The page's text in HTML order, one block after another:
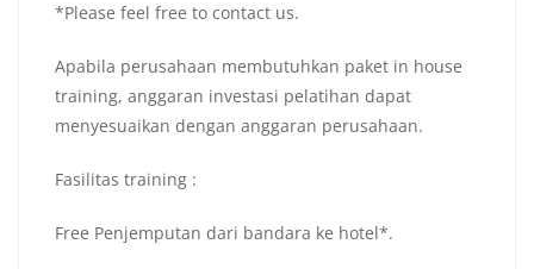
*Please feel free to contact us.
Apabila perusahaan membutuhkan paket in house
training, anggaran investasi pelatihan dapat
menyesuaikan dengan anggaran perusahaan.
Fasilitas training :
Free Penjemputan dari bandara ke hotel*.